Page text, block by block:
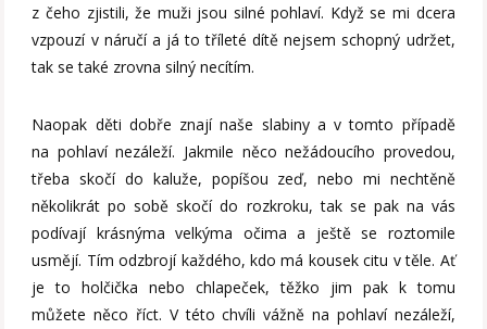
z čeho zjistili, že muži jsou silné pohlaví. Když se mi dcera
vzpouzí v náručí a já to tříleté dítě nejsem schopný udržet,
tak se také zrovna silný necítím.
Naopak děti dobře znají naše slabiny a v tomto případě
na pohlaví nezáleží. Jakmile něco nežádoucího provedou,
třeba skočí do kaluže, popíšou zeď, nebo mi nechtěně
několikrát po sobě skočí do rozkroku, tak se pak na vás
podívají krásnýma velkýma očima a ještě se roztomile
usmějí. Tím odzbrojí každého, kdo má kousek citu v těle. Ať
je to holčička nebo chlapeček, těžko jim pak k tomu
můžete něco říct. V této chvíli vážně na pohlaví nezáleží,